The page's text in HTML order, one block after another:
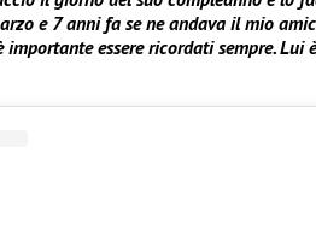
e 7 anni fa se ne andava il mio
essere ricordati sempre. Lui